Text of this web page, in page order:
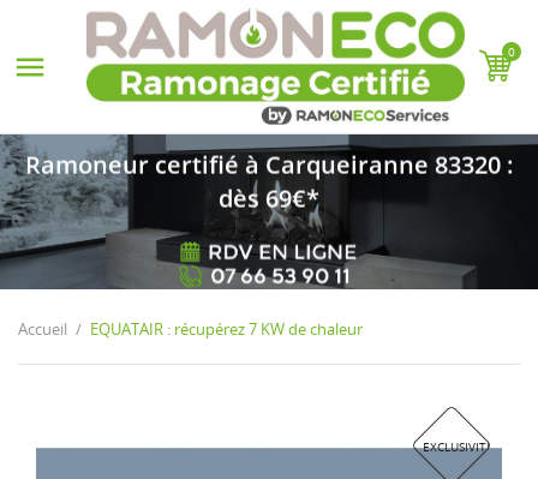
 0
Ramoneur certifié à Carqueiranne 83320 :
dès 69€*
Accueil EQUATAIR : récupérez 7 KW de chaleur
EXCLUSIVITÉ WEB !